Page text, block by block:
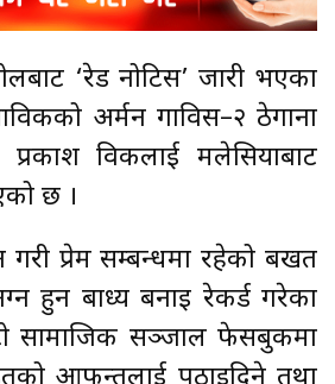
‘रेड नोटिस’ जारी भएका
अर्मन गाविस–२ ठेगाना
विकलाई मलेसियाबाट
छ ।
गरी प्रेम सम्बन्धमा रहेको बखत
हुन बाध्य बनाइ रेकर्ड गरेका
सामाजिक सञ्जाल फेसबुकमा